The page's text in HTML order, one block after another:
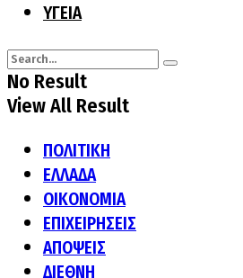
ΥΓΕΙΑ
No Result
View All Result
ΠΟΛΙΤΙΚΗ
ΕΛΛΑΔΑ
ΟΙΚΟΝΟΜΙΑ
ΕΠΙΧΕΙΡΗΣΕΙΣ
ΑΠΟΨΕΙΣ
ΔΙΕΘΝΗ